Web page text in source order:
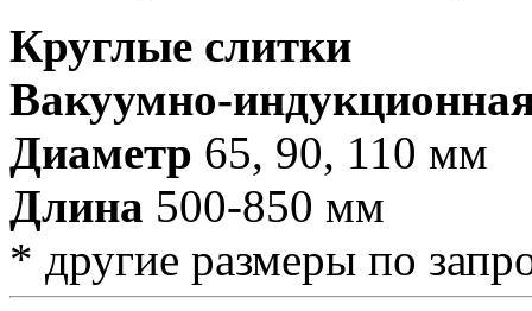
Круглые слитки
Вакуумно-
Диаметр 65, 90, 110 мм
Длина 500-850 мм
* другие размеры по